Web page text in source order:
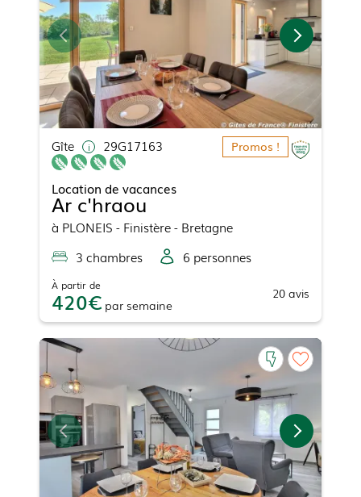
Gîte 29G17163 Promos !
Location de vacances
Ar c'hraou
à PLONEIS - Finistère - Bretagne
3 chambres 6 personnes
À partir de
420 par semaine
20 avis